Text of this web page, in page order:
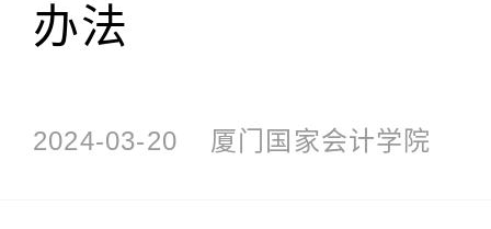
办法
2024-03-20 厦门国家会计学院